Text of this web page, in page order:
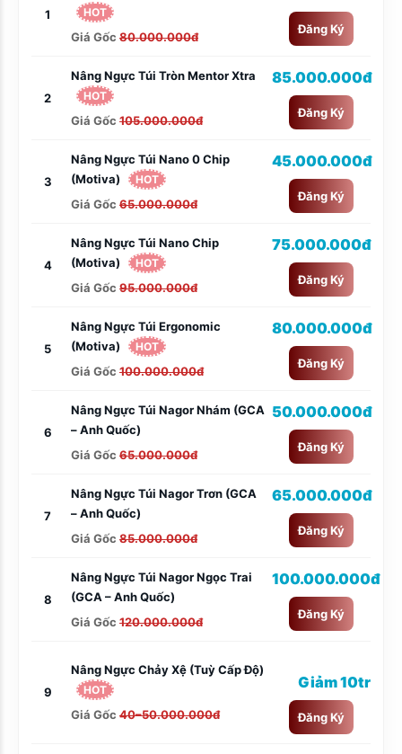
1 HOT
Giá Gốc 80.000.000đ
Đăng Ký
2
Nâng Ngực Túi Tròn Mentor Xtra
HOT
Giá Gốc 105.000.000đ
85.000.000đ
Đăng Ký
3
Nâng Ngực Túi Nano 0 Chip
(Motiva)
HOT
Giá Gốc 65.000.000đ
45.000.000đ
Đăng Ký
4
Nâng Ngực Túi Nano Chip
(Motiva)
HOT
Giá Gốc 95.000.000đ
75.000.000đ
Đăng Ký
5
Nâng Ngực Túi Ergonomic
(Motiva)
HOT
Giá Gốc 100.000.000đ
80.000.000đ
Đăng Ký
6
Nâng Ngực Túi Nagor Nhám (GCA
– Anh Quốc)
Giá Gốc 65.000.000đ
50.000.000đ
Đăng Ký
7
Nâng Ngực Túi Nagor Trơn (GCA
– Anh Quốc)
Giá Gốc 85.000.000đ
65.000.000đ
Đăng Ký
8
Nâng Ngực Túi Nagor Ngọc Trai
(GCA – Anh Quốc)
Giá Gốc 120.000.000đ
100.000.000đ
Đăng Ký
9
Nâng Ngực Chảy Xệ (tuỳ Cấp Độ)
HOT
Giá Gốc 40–50.000.000đ
Giảm 10tr
Đăng Ký